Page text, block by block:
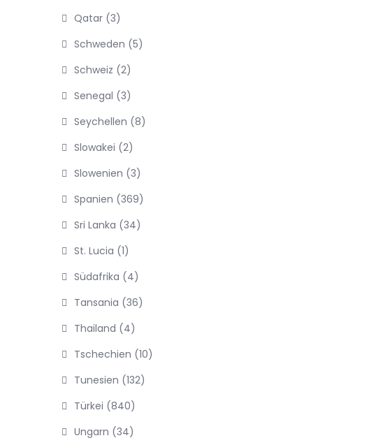
Qatar (3)
Schweden (5)
Schweiz (2)
Senegal (3)
Seychellen (8)
Slowakei (2)
Slowenien (3)
Spanien (369)
Sri Lanka (34)
St. Lucia (1)
Südafrika (4)
Tansania (36)
Thailand (4)
Tschechien (10)
Tunesien (132)
Türkei (840)
Ungarn (34)